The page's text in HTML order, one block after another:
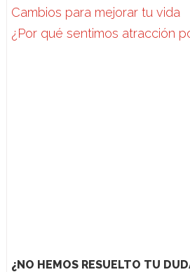
Cambios para mejorar tu vida
¿Por qué sentimos atracción
¿NO HEMOS RESUELTO TU